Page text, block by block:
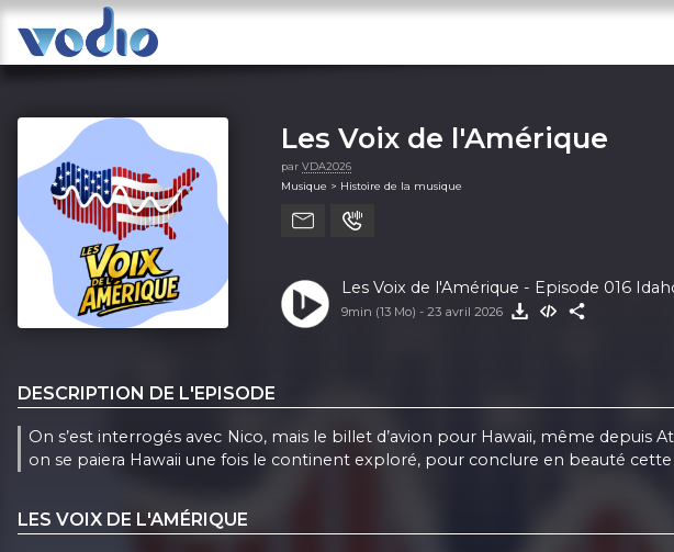
Les Voix de l'Amérique
par VDA2026
Musique > Histoire de la musique
Les Voix de l'Amérique - Episode 016
9min (13 Mo) - 23 avril 2026
DESCRIPTION DE L'EPISODE
On s’est interrogés avec Nico, mais le billet d’avion pour Hawaii, même
on se paiera Hawaii une fois le continent exploré, pour conclure en beauté cette
LES VOIX DE L'AMÉRIQUE